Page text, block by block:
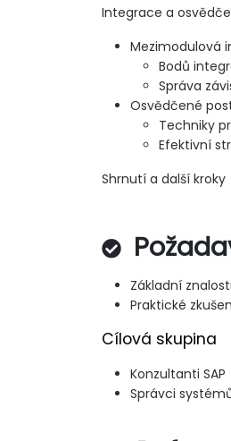
Integrace a
Mezimodulová
Bodů
Správa
Osvědčené
Techniky
Efektivní
Shrnutí a další kroky
Základní
Praktické
Cílová skupina
Konzultanti SAP
Správci